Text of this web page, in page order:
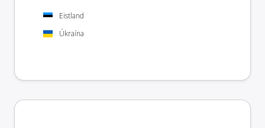
Eistland
Úkraína